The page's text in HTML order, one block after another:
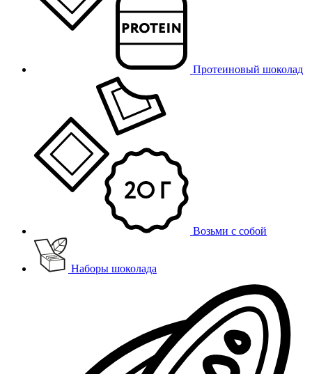
Протеиновый шоколад
Возьми с собой
Наборы шоколада